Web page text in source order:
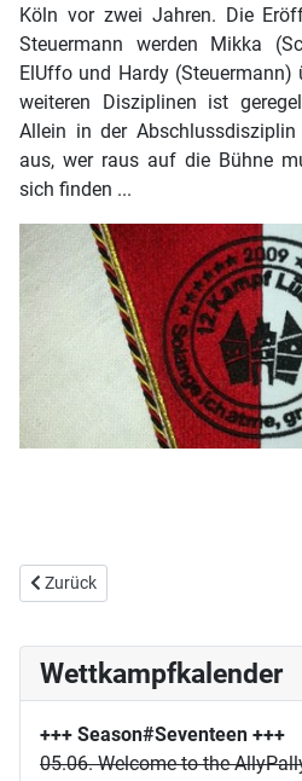
Köln vor zwei Jahren. Die
Steuermann werden Mikka
ElUffo und Hardy (Steuermann)
weiteren Disziplinen ist
Allein in der
aus, wer raus auf die Bühne
sich finden ...
Vorheriger Beitrag: Bronze bei 12-
Zurück
Wettkampfkalender
+++ Season#Seventeen +++
05.06. Welcome to the